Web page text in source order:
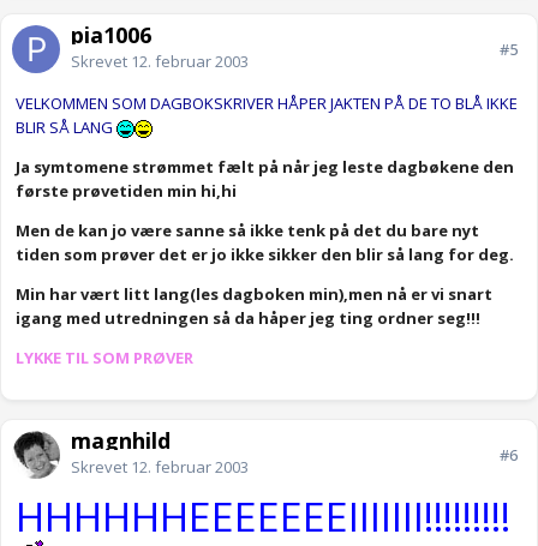
pia1006
Skrevet 12. februar 2003
#5
VELKOMMEN SOM DAGBOKSKRIVER HÅPER JAKTEN PÅ DE TO BLÅ IKKE
BLIR SÅ LANG
Ja symtomene strømmet fælt på når jeg leste dagbøkene den
første prøvetiden min hi,hi
Men de kan jo være sanne så ikke tenk på det du bare nyt
tiden som prøver det er jo ikke sikker den blir så lang for deg.
Min har vært litt lang(les dagboken min),men nå er vi snart
igang med utredningen så da håper jeg ting ordner seg!!!
LYKKE TIL SOM PRØVER
magnhild
Skrevet 12. februar 2003
#6
HHHHHHEEEEEEEIIIIIII!!!!!!!!!